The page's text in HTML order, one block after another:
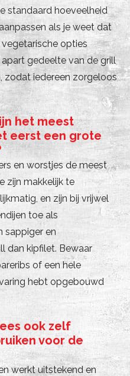
standaard hoeveelheid
als je weet dat
opties
gedeelte van de grill
zodat iedereen zorgeloos
het meest
eerst een grote
en worstjes de meest
zijn makkelijk te
en zijn bij vrijwel
toe als
sappiger en
dan kipfilet. Bewaar
of een hele
hebt opgebouwd
ook zelf
voor de
werkt uitstekend en